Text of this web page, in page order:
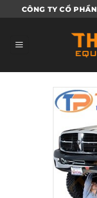
qua
dung
CÔNG TY CỔ